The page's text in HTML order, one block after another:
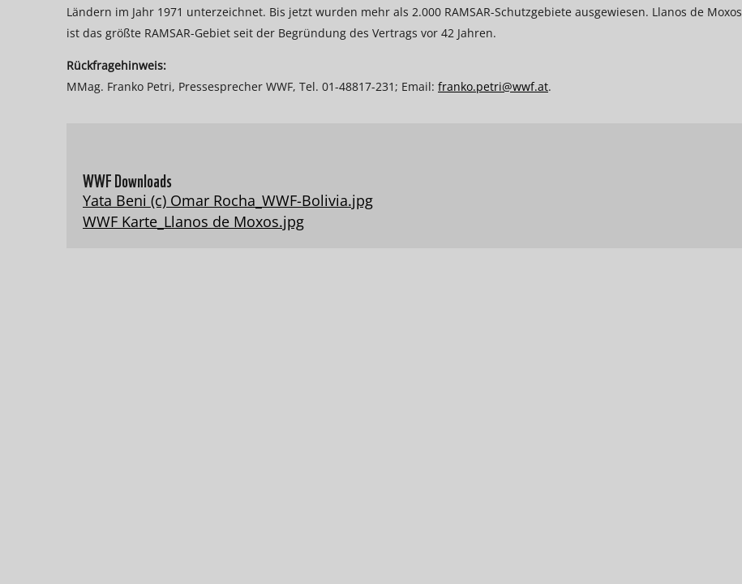
Ländern im Jahr 1971 unterzeichnet. Bis jetzt wurden mehr als 2.000 RAMSAR-Schutzgebiete ausgewiesen. Llanos de Moxos
ist das größte RAMSAR-Gebiet seit der Begründung des Vertrags vor 42 Jahren.
Rückfragehinweis:
MMag. Franko Petri, Pressesprecher WWF, Tel. 01-48817-231; Email: franko.petri@wwf.at.
WWF Downloads
Yata Beni (c) Omar Rocha_WWF-Bolivia.jpg
WWF Karte_Llanos de Moxos.jpg